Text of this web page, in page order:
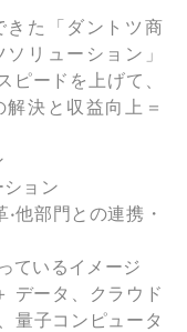
きた「ダントツ商
リューション」
ピードを上げて、
決と収益向上＝
ョン
他部門との連携・
ているイメージ
データ、クラウド
量子コンピュータ